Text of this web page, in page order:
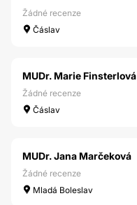
Žádné recenze
Čáslav
MUDr. Marie Finsterlová
Žádné recenze
Čáslav
MUDr. Jana Marčeková
Žádné recenze
Mladá Boleslav